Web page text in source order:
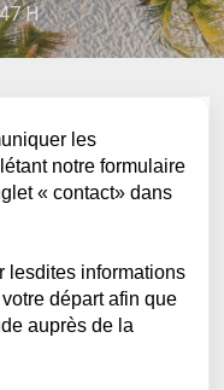
H
les
notre formulaire
« contact» dans
lesdites informations
départ afin que
auprès de la